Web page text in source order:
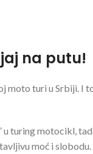
na putu!
moto turi u Srbiji. I
u turing motocikl,
moć i slobodu.